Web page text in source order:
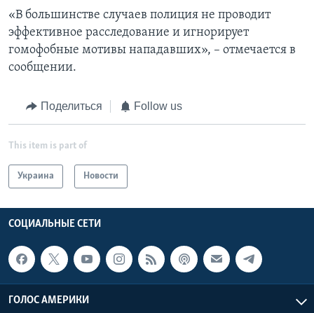
«В большинстве случаев полиция не проводит
эффективное расследование и игнорирует
гомофобные мотивы нападавших», – отмечается в
сообщении.
Поделиться Follow us
This item is part of
Украина Новости
СОЦИАЛЬНЫЕ СЕТИ
ГОЛОС АМЕРИКИ